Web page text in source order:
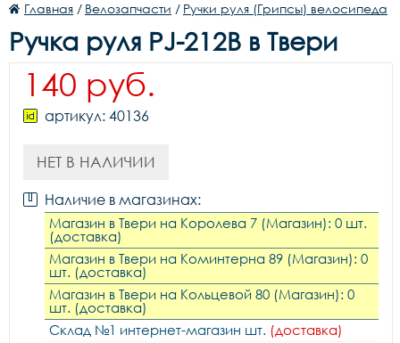
Главная / Велозапчасти / Ручки руля (Грипсы) велосипеда
Ручка руля PJ-212B в Твери
140 руб.
артикул: 40136
НЕТ В НАЛИЧИИ
Наличие в магазинах:
Магазин в Твери на Королева 7 (Магазин): 0 шт.
(доставка)
Магазин в Твери на Коминтерна 89 (Магазин): 0
шт. (доставка)
Магазин в Твери на Кольцевой 80 (Магазин): 0
шт. (доставка)
Склад №1 интернет-магазин шт. (доставка)